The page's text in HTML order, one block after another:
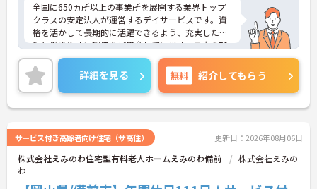
全国に650ヵ所以上の事業所を展開する業界トップ
クラスの安定法人が運営するデイサービスです。資
格を活かして長期的に活躍できるよう、充実した待
遇と働きやすい環境をご用意しています。最大の魅
力は夜勤なしの日勤のみで年間休日は119日しっか
り確保できる点にあります。毎月付与されるリフレ
ッシュ休暇を利用して連休の取得も可能です。ま
た、子育てサポート企業として「くるみん認定」を
取得しており、こども休暇や充実した扶養手当など
入社後1年間は専用のチューターがつき手厚くフォ
ローするため、新しい環境への不安を軽減できま
す。最大185万円の賞与支給の実績や、宿泊費補助
の方がご自身の個性を大切にしながらやりがいを持
詳細を見る 無料 紹介してもらう
サービス付き高齢者向け住宅（サ高住） 更新日：2026年08月06日
株式会社えみのわ住宅型有料老人ホームえみのわ備前
株式会社えみの
わ